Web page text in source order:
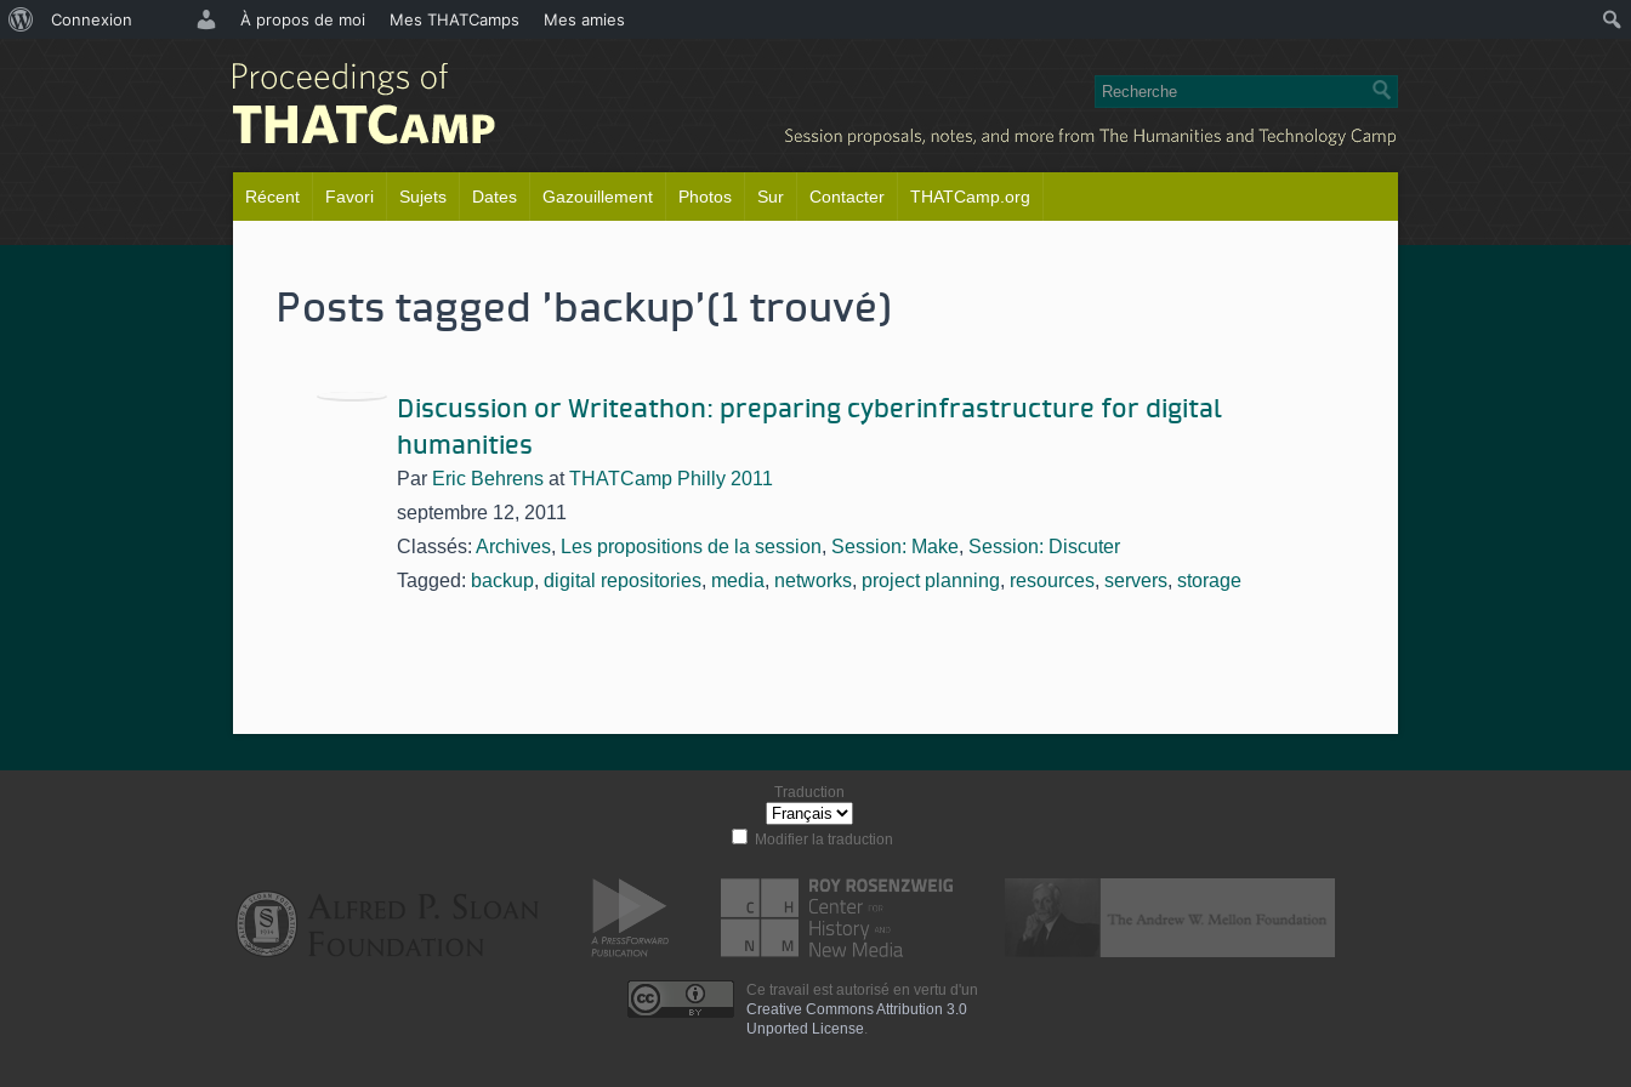
Récent Favori Sujets Dates Gazouillement Photos Sur Contacter THATCamp.org
Posts tagged 'backup'(1 trouvé)
Discussion or Writeathon: preparing cyberinfrastructure for digital
humanities
Par Eric Behrens atTHATCamp Philly 2011
septembre 12, 2011
Classés: Archives, Les propositions de la session, Session: Make, Session: Discuter
Tagged: backup, digital repositories, media, networks, project planning, resources, servers, storage
Traduction
Modifier la traduction
Ce travail est autorisé en vertu d'un
Creative Commons Attribution 3.0
Unported License
Connexion À propos de moi Mes THATCamps Mes amies